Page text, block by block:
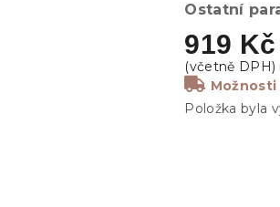
919 Kč
Položka byla
Ostatní